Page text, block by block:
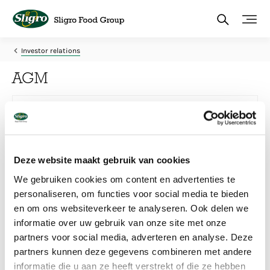
Deze website maakt gebruik van cookies
We gebruiken cookies om content en advertenties te
personaliseren, om functies voor social media te bieden
en om ons websiteverkeer te analyseren. Ook delen we
informatie over uw gebruik van onze site met onze
partners voor social media, adverteren en analyse. Deze
partners kunnen deze gegevens combineren met andere
informatie die u aan ze heeft verstrekt of die ze hebben
main
Investor relations
AGM
General Meeting of Shareholders
The General Meeting of Shareholders 2026 was held on
Wednesday, May 13.
Read more